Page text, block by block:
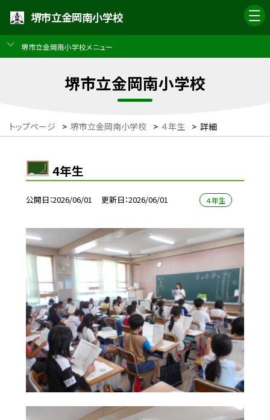
堺市立金岡南小学校
堺市立金岡南小学校メニュー
堺市立金岡南小学校
トップページ > 堺市立金岡南小学校 > ４年生 > 詳細
4年生
公開日 2026/06/01 更新日 2026/06/01 ４年生